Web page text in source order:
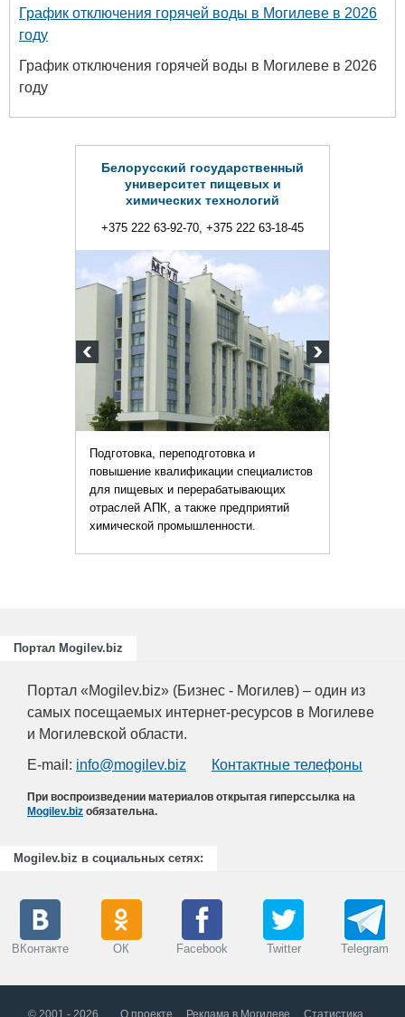
График отключения горячей воды в Могилеве в 2026
году
График отключения горячей воды в Могилеве в 2026
году
Белорусский государственный
университет пищевых и
химических технологий
+375 222 63-92-70, +375 222 63-18-45
Подготовка, переподготовка и
повышение квалификации специалистов
для пищевых и перерабатывающих
отраслей АПК, а также предприятий
химической промышленности.
Портал Mogilev.biz
Портал «Mogilev.biz» (Бизнес - Могилев) – один из
самых посещаемых интернет-ресурсов в Могилеве
и Могилевской области.
E-mail: info@mogilev.biz Контактные телефоны
При воспроизведении материалов открытая гиперссылка на
Mogilev.biz обязательна.
Mogilev.biz в социальных сетях:
ВКонтакте ОК Facebook Twitter Telegram
© 2001 - 2026 О проекте Реклама в Могилеве Статистика